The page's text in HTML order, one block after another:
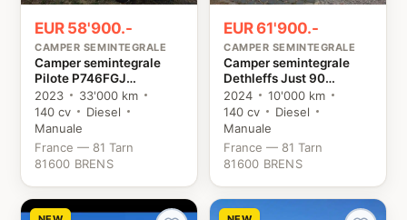
EUR 58'900.-
CAMPER SEMINTEGRALE
Camper semintegrale
Pilote P746FGJ
Evidence Citroën
2023
33'000 km
140 cv
Diesel
Manuale
France — 81 Tarn
81600 BRENS
EUR 61'900.-
CAMPER SEMINTEGRALE
Camper semintegrale
Dethleffs Just 90
T7052DBL Citroën
2024
10'000 km
140 cv
Diesel
Manuale
France — 81 Tarn
81600 BRENS